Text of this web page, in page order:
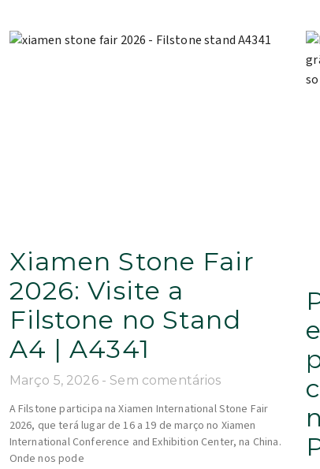
Xiamen Stone Fair
2026: Visite a
Filstone no Stand
A4 | A4341
Março 5, 2026 Sem comentários
A Filstone participa na Xiamen International Stone Fair
2026, que terá lugar de 16 a 19 de março no Xiamen
International Conference and Exhibition Center, na China.
Onde nos pode